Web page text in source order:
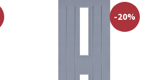
-20%